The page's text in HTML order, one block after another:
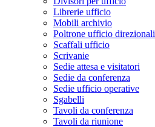
Librerie ufficio
Mobili archivio
Poltrone ufficio direzionali
Scaffali ufficio
Scrivanie
Sedie attesa e visitatori
Sedie da conferenza
Sedie ufficio operative
Sgabelli
Tavoli da conferenza
Tavoli da riunione